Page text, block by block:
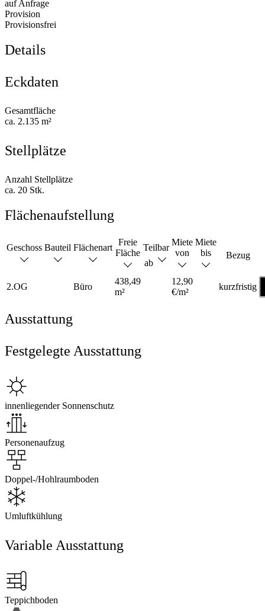
auf Anfrage
Provision
Provisionsfrei
Details
Eckdaten
Gesamtfläche
ca. 2.135 m²
Stellplätze
Anzahl Stellplätze
ca. 20 Stk.
Flächenaufstellung
Geschoss Bauteil Flächenart
Freie
Fläche
Teilbar
ab
Miete
von
Miete
bis
Bezug
2.OG Büro
438,49
m²
12,90
€/m²
kurzfristig
Ausstattung
Festgelegte Ausstattung
innenliegender Sonnenschutz
Personenaufzug
Doppel-/Hohlraumboden
Umluftkühlung
Variable Ausstattung
Teppichboden